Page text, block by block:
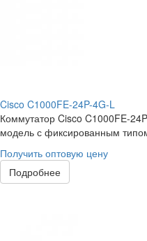
Cisco C1000FE-24P-4G-L
Коммутатор Cisco C1000FE-
модель с фиксированным
Получить оптовую цену
Подробнее